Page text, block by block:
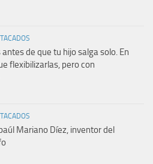
de que tu hijo salga solo. En
flexibilizarlas, pero con
Mariano Díez, inventor del